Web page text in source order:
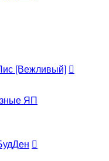
[Вежливый]
ЯП